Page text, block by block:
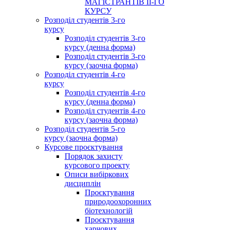
МАГІСТРАНТІВ ІІ-ГО
КУРСУ
Розподіл студентів 3-го
курсу
Розподіл студентів 3-го
курсу (денна форма)
Розподіл студентів 3-го
курсу (заочна форма)
Розподіл студентів 4-го
курсу
Розподіл студентів 4-го
курсу (денна форма)
Розподіл студентів 4-го
курсу (заочна форма)
Розподіл студентів 5-го
курсу (заочна форма)
Курсове проєктування
Порядок захисту
курсового проекту
Описи вибіркових
дисциплін
Проєктування
природоохоронних
біотехнологій
Проєктування